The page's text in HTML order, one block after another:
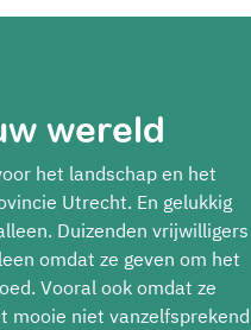
wereld
het landschap en het
Utrecht. En gelukkig
Duizenden vrijwilligers
omdat ze geven om het
Vooral ook omdat ze
mooie niet vanzelfsprekend